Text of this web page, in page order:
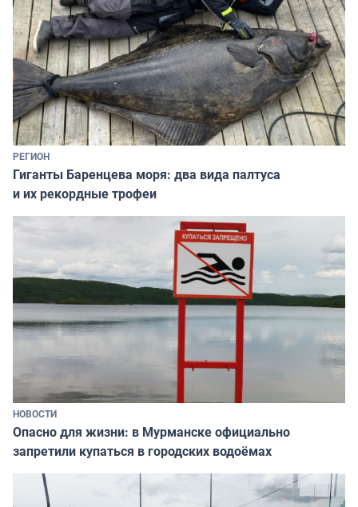
РЕГИОН
Гиганты Баренцева моря: два вида палтуса
и их рекордные трофеи
НОВОСТИ
Опасно для жизни: в Мурманске официально
запретили купаться в городских водоёмах